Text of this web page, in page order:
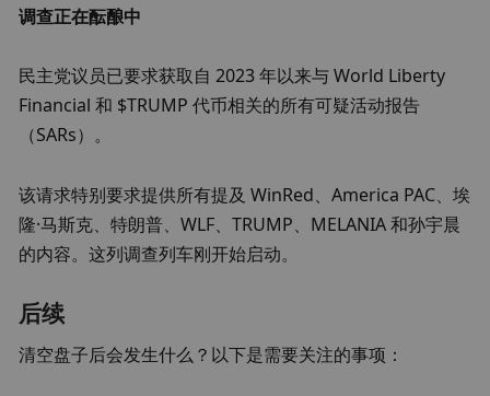
调查正在酝酿中
民主党议员已要求获取自 2023 年以来与 World Liberty
Financial 和 $TRUMP 代币相关的所有可疑活动报告
（SARs）。
该请求特别要求提供所有提及 WinRed、America PAC、埃
隆·马斯克、特朗普、WLF、TRUMP、MELANIA 和孙宇晨
的内容。这列调查列车刚开始启动。
后续
清空盘子后会发生什么？以下是需要关注的事项：